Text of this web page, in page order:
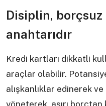
Disiplin, borçsuz
anahtarıdır
Kredi kartları dikkatli
araçlar olabilir.
alışkanlıklar edinerek